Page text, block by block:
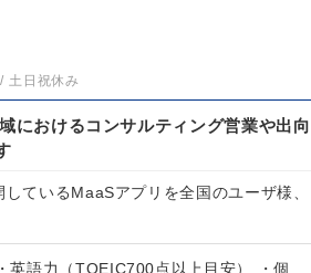
土日祝休み
におけるコンサルティング営業や出向
ているMaaSアプリを全国のユーザ様、
英語力（TOEIC700点以上目安） ・個